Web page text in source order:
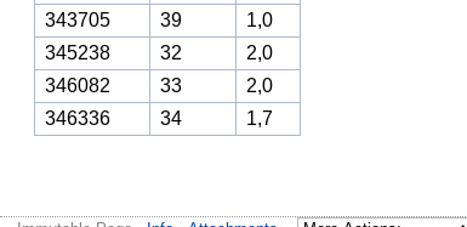
343705
39
1,0
345238
32
2,0
346082
33
2,0
346336
34 1,7